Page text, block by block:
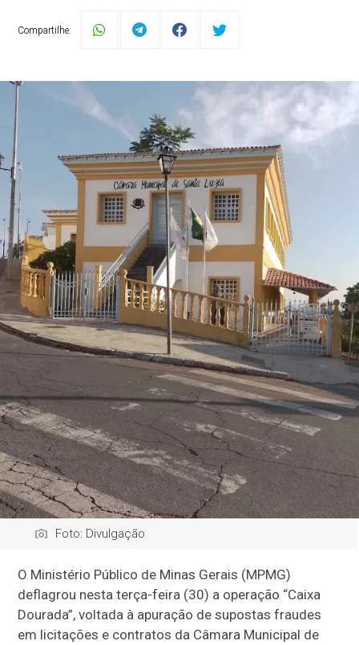
Compartilhe:
Foto: Divulgação
O Ministério Público de Minas Gerais (MPMG)
deflagrou nesta terça-feira (30) a operação “Caixa
Dourada”, voltada à apuração de supostas fraudes
em licitações e contratos da Câmara Municipal de